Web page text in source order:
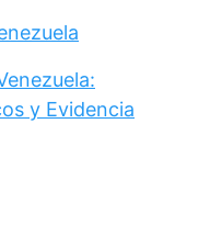
y Evidencia